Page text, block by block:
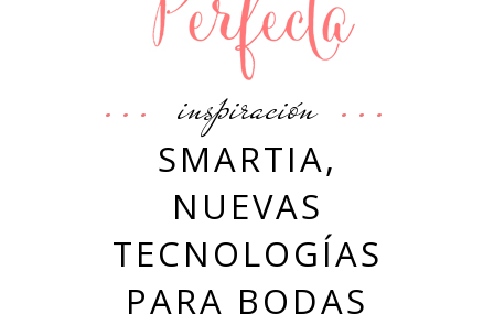
inspiración
SMARTIA,
NUEVAS
TECNOLOGÍAS
PARA BODAS